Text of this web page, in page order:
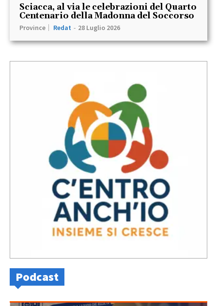
Sciacca, al via le celebrazioni del Quarto
Centenario della Madonna del Soccorso
Province Redat - 28 Luglio 2026
Podcast